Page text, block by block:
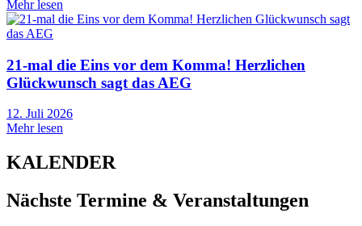
Mehr lesen
21-mal die Eins vor dem Komma! Herzlichen
Glückwunsch sagt das AEG
12. Juli 2026
Mehr lesen
KALENDER
Nächste Termine & Veranstaltungen